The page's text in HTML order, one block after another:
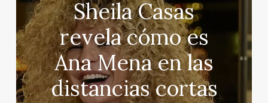
Sheila Casas
revela cómo es
Ana Mena en las
distancias cortas